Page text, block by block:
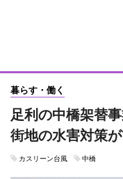
暮らす・働く
足利の中橋架替
街地の水害対策
カスリーン台風 中橋